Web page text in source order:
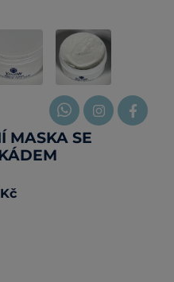
MASKA SE